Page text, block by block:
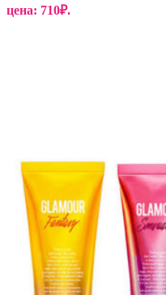
цена: 710₽.